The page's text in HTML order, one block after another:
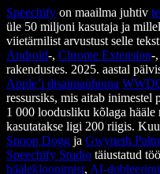
Speechify on maailma juhtiv
üle 50 miljoni kasutaja ja
viietärnilist arvustust selle
Android-, Chrome Extension-,
rakendustes. 2025. aastal
Apple’i disainiauhinna
ressursiks, mis aitab inimestel
1 000 loodusliku kõlaga
kasutatakse ligi 200 riigis.
Snoop Dogg ja Gwyneth
Speechify Studio täiustatud
häälekloonimist, AI-